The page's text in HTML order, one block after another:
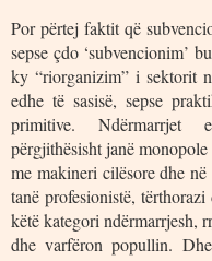
Por përtej faktit që
sepse çdo ‘subvencionim’
ky “riorganizim” i sektorit
edhe të sasisë, sepse
primitive. Ndërmarrjet
përgjithësisht janë
me makineri cilësore dhe
tanë profesionistë,
këtë kategori ndërmarrjesh,
dhe varfëron popullin.